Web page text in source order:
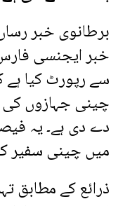
برطانوی خبر
خبر ایجنسی
سے رپورٹ کیا ہے
چینی جہازوں
دے دی ہے۔ یہ
میں چینی سفیر
ذرائع کے مطابق